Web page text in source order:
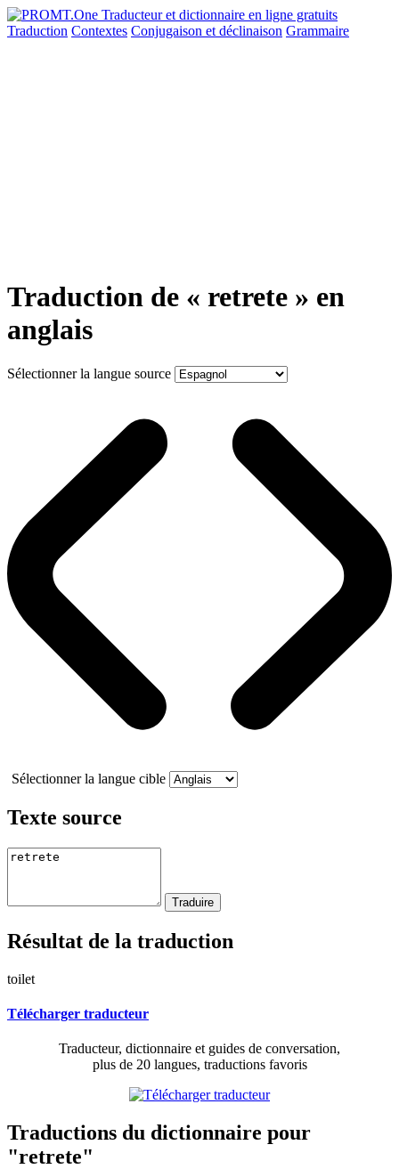
Traduction Contextes Conjugaison et déclinaison Grammaire
Traduction de « retrete » en
anglais
Sélectionner la langue source
Sélectionner la langue cible
Texte source
Résultat de la traduction
toilet
Télécharger traducteur
Traducteur, dictionnaire et guides de conversation,
plus de 20 langues, traductions favoris
Traductions du dictionnaire pour
"retrete"